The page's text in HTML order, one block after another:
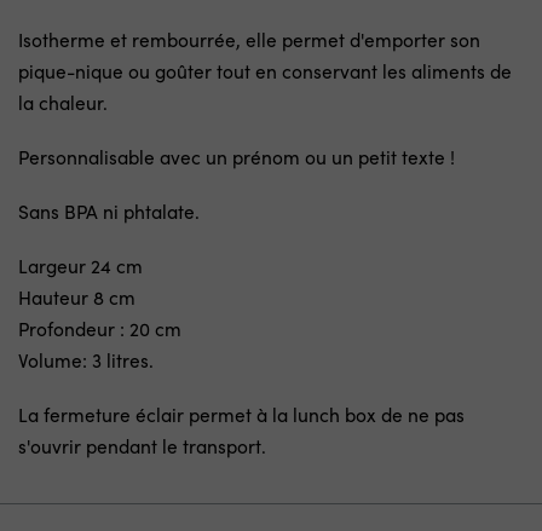
Isotherme et rembourrée, elle permet d'emporter son
pique-nique ou goûter tout en conservant les aliments de
la chaleur.
Personnalisable avec un prénom ou un petit texte !
Sans BPA ni phtalate.
Largeur 24 cm
Hauteur 8 cm
Profondeur : 20 cm
Volume: 3 litres.
La fermeture éclair permet à la lunch box de ne pas
s'ouvrir pendant le transport.